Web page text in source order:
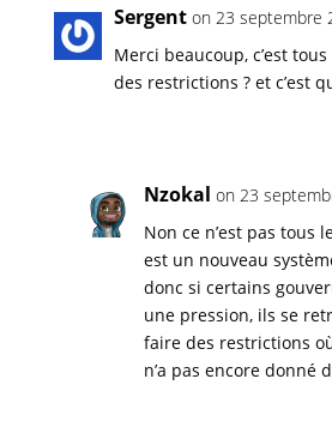
Sergent on 23 septembre
Merci beaucoup, c’est
des restrictions ? et c’est
Nzokal on 23
Non ce n’est pas tous
est un nouveau
donc si certains
une pression, ils se
faire des restrictions
n’a pas encore donné